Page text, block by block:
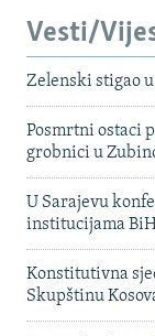
Vesti/
Zelenski stigao
Posmrtni ostaci
grobnici u
U Sarajevu
institucijama
Konstitutivna
Skupštinu